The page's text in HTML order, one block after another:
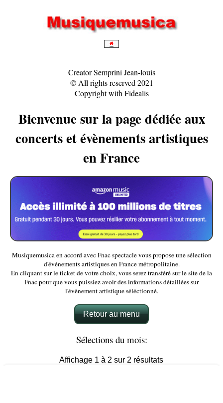
Creator Semprini Jean-louis
© All rights reserved 2021
Copyright with Fidealis
Bienvenue sur la page dédiée aux
concerts et évènements artistiques
en France
Musiquemusica en accord avec Fnac spectacle vous propose une sélection
d'événements artistiques en France métropolitaine.
En cliquant sur le ticket de votre choix, vous serez transféré sur le site de la
Fnac pour que vous puissiez avoir des informations détaillées sur
l'évènement artistique séléctionné.
Retour au menu
Sélections du mois:
Affichage 1 à 2 sur 2 résultats